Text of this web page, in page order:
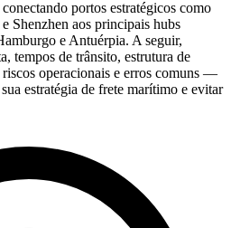
portos estratégicos como
Shenzhen aos principais hubs
e Antuérpia. A seguir,
tempos de trânsito, estrutura de
riscos operacionais e erros comuns —
estratégia de frete marítimo e evitar